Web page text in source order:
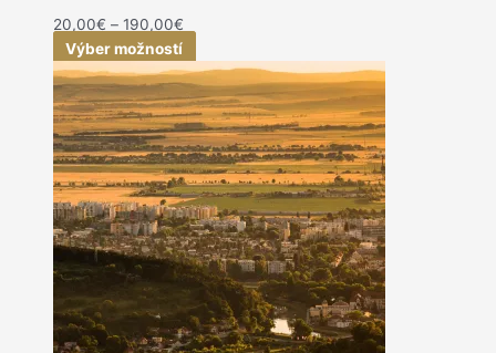
20,00€ – 190,00€
Výber možností